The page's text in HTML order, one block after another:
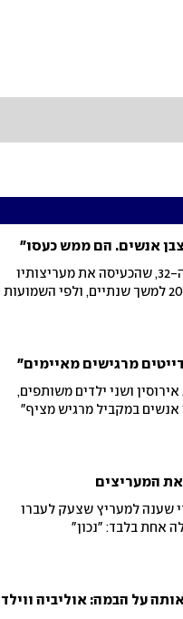
אנשים. הם ממש כעסו"
הכוכבת בת ה-42 סיפרה בריאיון על הזוגיות עם הזמר בן ה-32, שהכעיסה את מעריצותיו
והסעירה את מדורי הרכילות. השניים היו ביחד החל מ-2020 למשך שנתיים, ולפי השמועות
מרגישים מאיימים"
ב-2020 אחרי שבע שנות אירוסין ושני ילדים משותפים,
אנשים במקביל מרגיש מציף"
המעריצים
שענה למעריץ שצעק לעברו
אחת בלבד: "נכון"